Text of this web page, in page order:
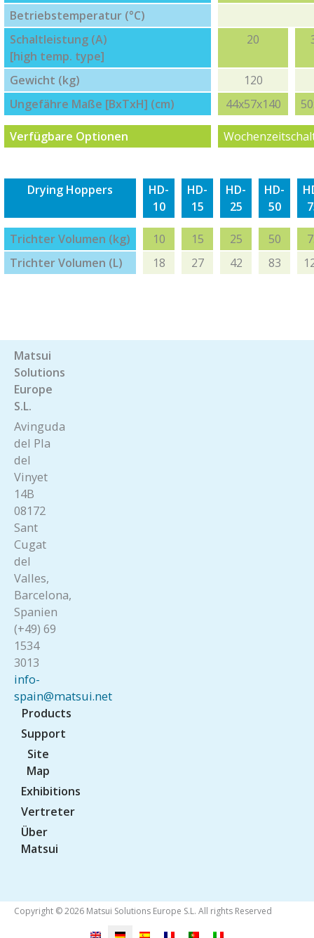
Betriebstemperatur (°C)
Schaltleistung (A)
[high temp. type]
20
Gewicht (kg)
120
Ungefähre Maße [BxTxH] (cm)
44x57x140
Verfügbare Optionen
Drying Hoppers
HD-
10
HD-
15
HD-
25
HD-
50
Trichter Volumen (kg) 10 15 25 50
Trichter Volumen (L)
18 27 42 83
Matsui
Solutions
Europe
S.L.
Avinguda
del Pla
del
Vinyet
14B
08172
Sant
Cugat
del
Valles,
Barcelona,
Spanien
(+49) 69
1534
3013
info-
spain@matsui.net
Products
Support
Site
Map
Exhibitions
Vertreter
Über
Matsui
Copyright © 2026 Matsui Solutions Europe S.L. All rights Reserved